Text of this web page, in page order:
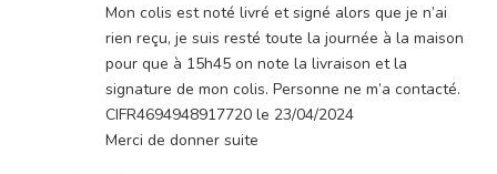
Mon colis est noté livré et signé alors que je n’ai
rien reçu, je suis resté toute la journée à la maison
pour que à 15h45 on note la livraison et la
signature de mon colis. Personne ne m’a contacté.
CIFR4694948917720 le 23/04/2024
Merci de donner suite